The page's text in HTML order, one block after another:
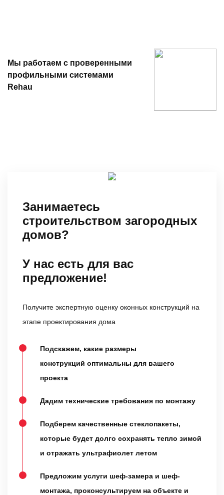
Мы работаем с проверенными
профильными системами
Rehau
Занимаетесь
строительством загородных
домов?
У нас есть для вас
предложение!
Получите экспертную оценку оконных конструкций на
этапе проектирования дома
Подскажем, какие размеры
конструкций оптимальны для вашего
проекта
Дадим технические требования по монтажу
Подберем качественные стеклопакеты,
которые будет долго сохранять тепло зимой
и отражать ультрафиолет летом
Предложим услуги шеф-замера и шеф-
монтажа, проконсультируем на объекте и